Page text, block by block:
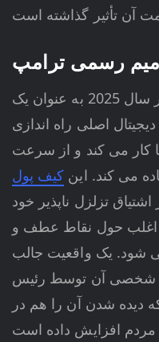
رسمی ترامپ
ترامپ رسمی (ترامپ) در سال 2025 به عنوان یک
اصلی راه اندازی
کار می کند و از سرعت
می کند. این کیف پول
تزلزل ناپذیر خود
حول نقاط عطف و
شود. یک واقعیت جالب
شخصی آن توسط رئیس
دیده شدن آن را هم در